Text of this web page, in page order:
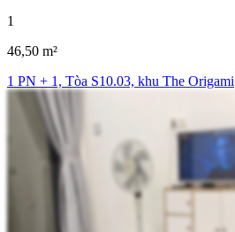
1
46,50 m²
1 PN + 1, Tòa S10.03, khu The Origami